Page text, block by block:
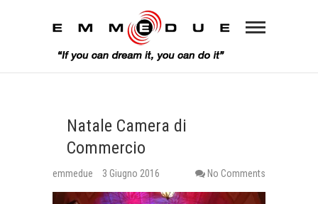
Natale Camera di
Commercio
emmedue 3 Giugno 2016 No Comments